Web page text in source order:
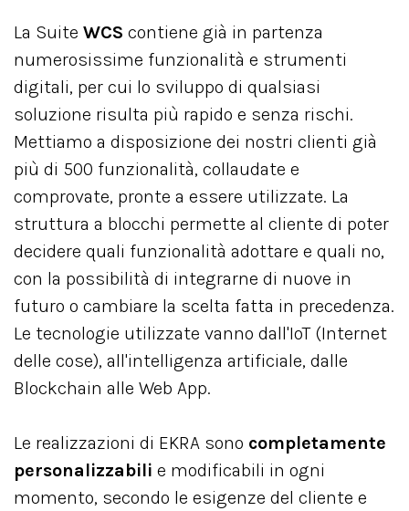
La Suite WCS contiene già in partenza
numerosissime funzionalità e strumenti
digitali, per cui lo sviluppo di qualsiasi
soluzione risulta più rapido e senza rischi.
Mettiamo a disposizione dei nostri clienti già
più di 500 funzionalità, collaudate e
comprovate, pronte a essere utilizzate. La
struttura a blocchi permette al cliente di poter
decidere quali funzionalità adottare e quali no,
con la possibilità di integrarne di nuove in
futuro o cambiare la scelta fatta in precedenza.
Le tecnologie utilizzate vanno dall'IoT (Internet
delle cose), all'intelligenza artificiale, dalle
Blockchain alle Web App.
Le realizzazioni di EKRA sono completamente
personalizzabili e modificabili in ogni
momento, secondo le esigenze del cliente e